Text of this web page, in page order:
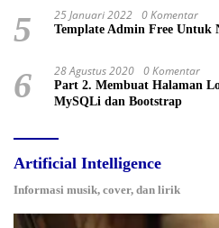
5 25 Januari 2022 0 Komentar
Template Admin Free Untuk
6 28 Agustus 2020 0 Komentar
Part 2. Membuat Halaman
MySQLi dan Bootstrap
Artificial Intelligence
Informasi musik, cover, dan lirik